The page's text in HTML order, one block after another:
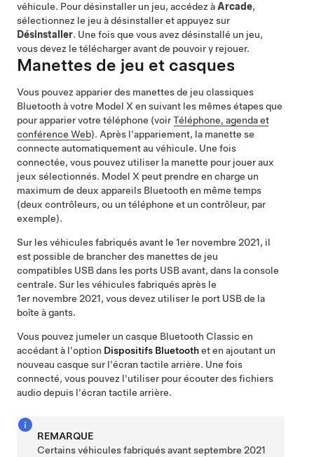
véhicule. Pour désinstaller un jeu, accédez àArcade,
sélectionnez le jeu à désinstaller et appuyez sur
Désinstaller. Une fois que vous avez désinstallé un jeu,
vous devez le télécharger avant de pouvoir y rejouer.
Manettes de jeu et casques
Vous pouvez apparier des manettes de jeu classiques
Bluetooth à votre Model X en suivant les mêmes étapes que
pour apparier votre téléphone (voirTéléphone, agenda et
conférence Web). Après l'appariement, la manette se
connecte automatiquement au véhicule. Une fois
connectée, vous pouvez utiliser la manette pour jouer aux
jeux sélectionnés. Model X peut prendre en charge un
maximum de deux appareils Bluetooth en même temps
(deux contrôleurs, ou un téléphone et un contrôleur, par
exemple).
Sur les véhicules fabriqués avant le 1er novembre 2021, il
est possible de brancher des manettes de jeu
compatibles USB dans les ports USB avant, dans la console
centrale. Sur les véhicules fabriqués après le
1er novembre 2021, vous devez utiliser le port USB de la
boîte à gants.
Vous pouvez jumeler un casque Bluetooth Classic en
accédant à l'option Dispositifs Bluetoothet en ajoutant un
nouveau casque sur l'écran tactile arrière. Une fois
connecté, vous pouvez l'utiliser pour écouter des fichiers
audio depuis l'écran tactile arrière.
REMARQUE
Certains véhicules fabriqués avant septembre 2021